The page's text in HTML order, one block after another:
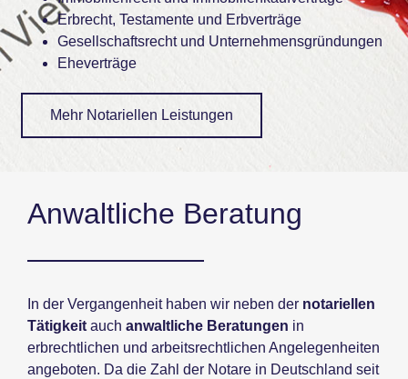
Erbrecht, Testamente und Erbverträge
Gesellschaftsrecht und Unternehmensgründungen
Eheverträge
Mehr Notariellen Leistungen
Anwaltliche Beratung
In der Vergangenheit haben wir neben der notariellen
Tätigkeitauchanwaltliche Beratungen in
erbrechtlichen und arbeitsrechtlichen Angelegenheiten
angeboten. Da die Zahl der Notare in Deutschland seit